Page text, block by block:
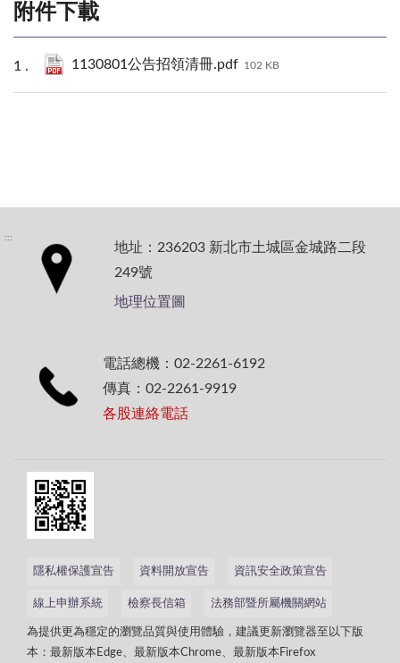
附件下載
1130801公告招領清冊.pdf 102 KB
:::
地址：236203 新北市土城區金城路二段
249號
地理位置圖
電話總機：02-2261-6192
傳真：02-2261-9919
各股連絡電話
隱私權保護宣告 資料開放宣告 資訊安全政策宣告
線上申辦系統 檢察長信箱 法務部暨所屬機關網站
為提供更為穩定的瀏覽品質與使用體驗，建議更新瀏覽器至以下版
本：最新版本Edge、最新版本Chrome、最新版本Firefox